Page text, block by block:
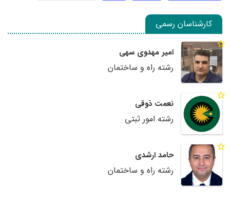
کارشناسان رسمی
امیر مهدوی سهی
رشته راه و ساختمان
نعمت ذوقی
رشته امور ثبتی
حامد ارشدی
رشته راه و ساختمان